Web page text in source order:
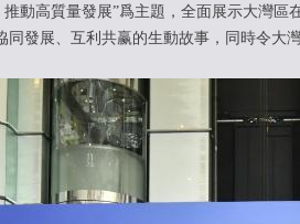
高質量發展”爲主題，全面展示大灣區
發展、互利共赢的生動故事，同時令大